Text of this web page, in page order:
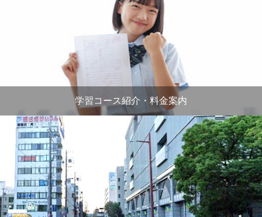
学習コース紹介・料金案内